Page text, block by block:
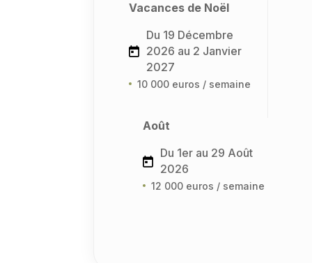
Vacances de Noël
Du 19 Décembre
2026 au 2 Janvier
2027
10 000 euros / semaine
Août
Du 1er au 29 Août
2026
12 000 euros / semaine